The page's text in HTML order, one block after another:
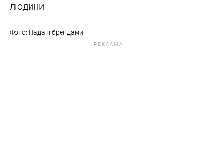
людини
Фото: Надані брендами
РЕКЛАМА